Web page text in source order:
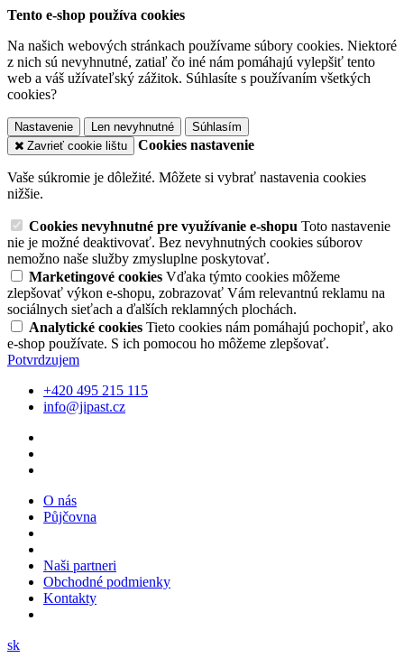
Tento e-shop používa cookies
Na našich webových stránkach používame súbory cookies. Niektoré
z nich sú nevyhnutné, zatiaľ čo iné nám pomáhajú vylepšiť tento
web a váš užívateľský zážitok. Súhlasíte s používaním všetkých
cookies?
Nastavenie Len nevyhnutné
Súhlasím
Zavrieť cookie lištu
Cookies nastavenie
Vaše súkromie je dôležité. Môžete si vybrať nastavenia cookies
nižšie.
Cookies nevyhnutné pre využívanie e-shopu Toto nastavenie
nie je možné deaktivovať. Bez nevyhnutných cookies súborov
nemožno naše služby zmysluplne poskytovať.
Marketingové cookies Vďaka týmto cookies môžeme
zlepšovať výkon e-shopu, zobrazovať Vám relevantnú reklamu na
sociálnych sieťach a ďalších reklamných plochách.
Analytické cookies Tieto cookies nám pomáhajú pochopiť, ako
e-shop používate. S ich pomocou ho môžeme zlepšovať.
Potvrdzujem
+420 495 215 115
info@jipast.cz
O nás
Půjčovna
Naši partneri
Obchodné podmienky
Kontakty
sk